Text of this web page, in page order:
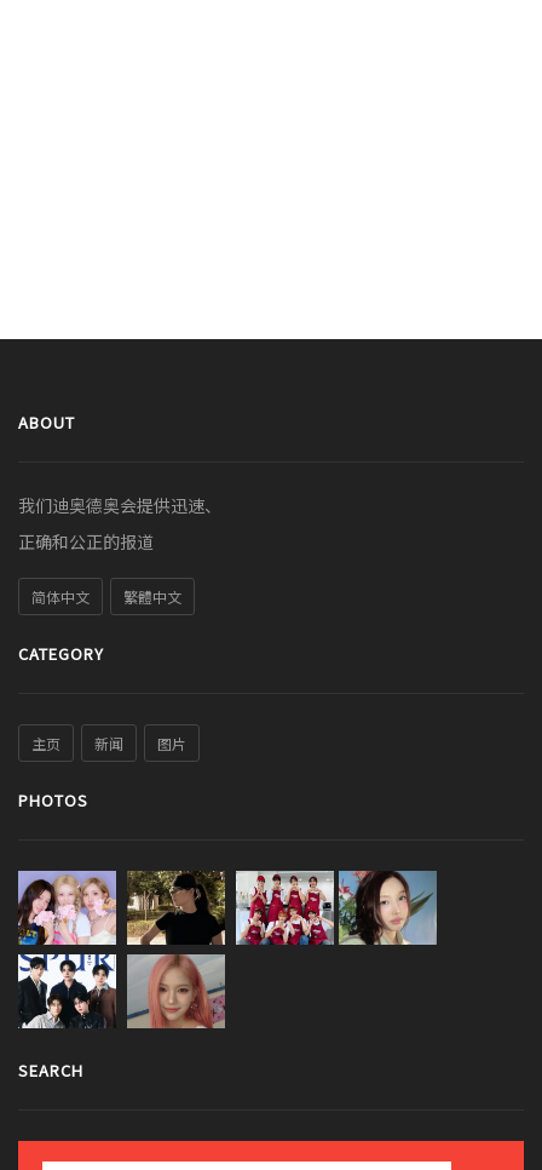
ABOUT
我们迪奥德奥会提供迅速、
正确和公正的报道
简体中文 繁體中文
CATEGORY
主页 新闻 图片
PHOTOS
SEARCH